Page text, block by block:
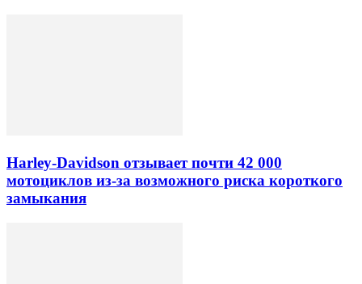
Harley-Davidson отзывает почти 42 000
мотоциклов из-за возможного риска короткого
замыкания